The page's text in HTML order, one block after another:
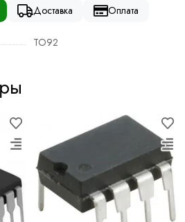
Доставка Оплата
TO92